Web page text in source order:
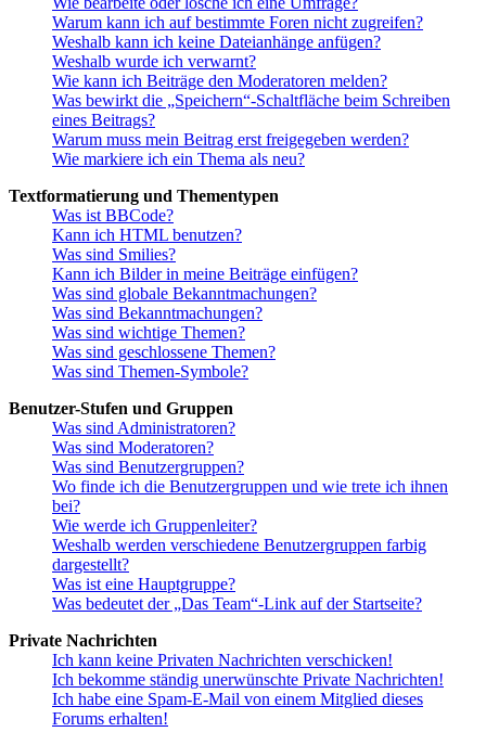
Warum kann ich auf bestimmte Foren nicht zugreifen?
Weshalb kann ich keine Dateianhänge anfügen?
Weshalb wurde ich verwarnt?
Wie kann ich Beiträge den Moderatoren melden?
Was bewirkt die „Speichern“-Schaltfläche beim Schreiben
eines Beitrags?
Warum muss mein Beitrag erst freigegeben werden?
Wie markiere ich ein Thema als neu?
Textformatierung und Thementypen
Was ist BBCode?
Kann ich HTML benutzen?
Was sind Smilies?
Kann ich Bilder in meine Beiträge einfügen?
Was sind globale Bekanntmachungen?
Was sind Bekanntmachungen?
Was sind wichtige Themen?
Was sind geschlossene Themen?
Was sind Themen-Symbole?
Benutzer-Stufen und Gruppen
Was sind Administratoren?
Was sind Moderatoren?
Was sind Benutzergruppen?
Wo finde ich die Benutzergruppen und wie trete ich ihnen
bei?
Wie werde ich Gruppenleiter?
Weshalb werden verschiedene Benutzergruppen farbig
dargestellt?
Was ist eine Hauptgruppe?
Was bedeutet der „Das Team“-Link auf der Startseite?
Private Nachrichten
Ich kann keine Privaten Nachrichten verschicken!
Ich bekomme ständig unerwünschte Private Nachrichten!
Ich habe eine Spam-E-Mail von einem Mitglied dieses
Forums erhalten!